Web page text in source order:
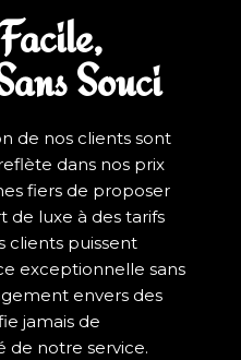
Souci
de nos clients sont
dans nos prix
fiers de proposer
de luxe à des tarifs
clients puissent
exceptionnelle sans
envers des
jamais de
de notre service.